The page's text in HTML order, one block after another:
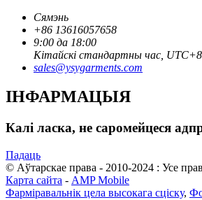
Сямэнь
+86 13616057658
9:00 да 18:00
Кітайскі стандартны час,
sales@ysygarments.com
ІНФАРМАЦЫЯ
Калі ласка, не саромейцеся
Падаць
© Аўтарскае права - 2010-2024 : Усе
Карта сайта - AMP Mobile
Фарміравальнік цела высокага сціску,